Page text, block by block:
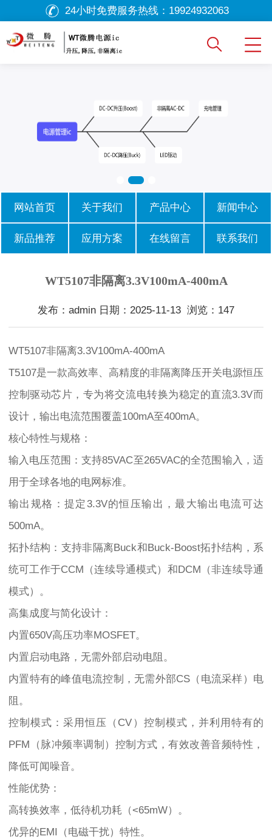
24小时免费服务热线： 19924932063
网站首页 关于我们 产品中心 新闻中心
新品推荐 应用方案 在线留言 联系我们
WT5107非隔离3.3V100mA-400mA
发布：admin 日期：2025-11-13 浏览：147
WT5107非隔离3.3V100mA-400mA
T5107是一款高效率、高精度的非隔离降压开关电源恒压
控制驱动芯片，专为将交流电转换为稳定的直流3.3V而
设计，输出电流范围覆盖100mA至400mA。
核心特性与规格：
输入电压范围：支持85VAC至265VAC的全范围输入，适
用于全球各地的电网标准。
输出规格：提定3.3V的恒压输出，最大输出电流可达
500mA。
拓扑结构：支持非隔离Buck和Buck-Boost拓扑结构，系
统可工作于CCM（连续导通模式）和DCM（非连续导通
模式）。
高集成度与简化设计：
内置650V高压功率MOSFET。
内置启动电路，无需外部启动电阻。
内置特有的峰值电流控制，无需外部CS（电流采样）电
阻。
控制模式：采用恒压（CV）控制模式，并利用特有的
PFM（脉冲频率调制）控制方式，有效改善音频特性，
降低可闻噪音。
性能优势：
高转换效率，低待机功耗（<65mW）。
优异的EMI（电磁干扰）特性。